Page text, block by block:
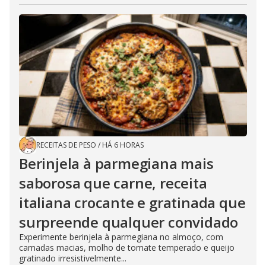
RECEITAS DE PESO / HÁ 6 HORAS
Berinjela à parmegiana mais
saborosa que carne, receita
italiana crocante e gratinada que
surpreende qualquer convidado
Experimente berinjela à parmegiana no almoço, com
camadas macias, molho de tomate temperado e queijo
gratinado irresistivelmente...